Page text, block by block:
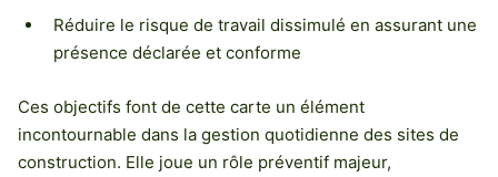
Réduire le risque de travail dissimulé en assurant une
présence déclarée et conforme
Ces objectifs font de cette carte un élément
incontournable dans la gestion quotidienne des sites de
construction. Elle joue un rôle préventif majeur,